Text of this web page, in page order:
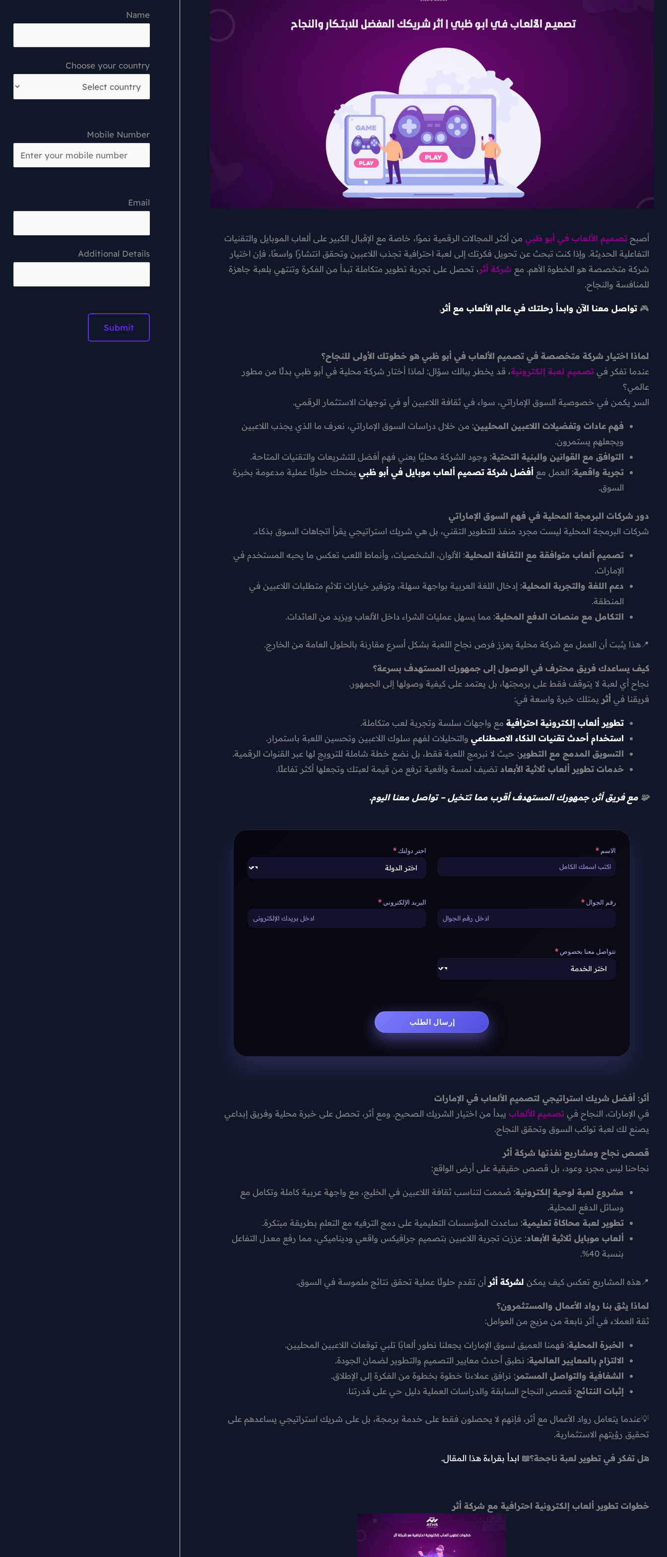
أصبح تصميم الألعاب في أبو ظبي من أكثر المجالات الرقمية نموًا، خاصة مع الإقبال الكبير على ألعاب الموبايل والتقنيات
التفاعلية الحديثة. وإذا كنت تبحث عن تحويل فكرتك إلى لعبة احترافية تجذب اللاعبين وتحقق انتشارًا واسعًا، فإن اختيار
شركة متخصصة هو الخطوة الأهم. مع شركة أثر، تحصل على تجربة تطوير متكاملة تبدأ من الفكرة وتنتهي بلعبة جاهزة
للمنافسة والنجاح.
🎮 تواصل معنا الآن وابدأ رحلتك في عالم الألعاب مع أثر.
لماذا اختيار شركة متخصصة في تصميم الألعاب في أبو ظبي هو خطوتك الأولى للنجاح؟
عندما تفكر في تصميم لعبة إلكترونية، قد يخطر ببالك سؤال: لماذا أختار شركة محلية في أبو ظبي بدلًا من مطور
عالمي؟
السر يكمن في خصوصية السوق الإماراتي، سواء في ثقافة اللاعبين أو في توجهات الاستثمار الرقمي.
فهم عادات وتفضيلات اللاعبين المحليين: من خلال دراسات السوق الإماراتي، نعرف ما الذي يجذب اللاعبين
ويجعلهم يستمرون.
التوافق مع القوانين والبنية التحتية: وجود الشركة محليًا يعني فهم أفضل للتشريعات والتقنيات المتاحة.
تجربة واقعية: العمل مع أفضل شركة تصميم ألعاب موبايل في أبو ظبي يمنحك حلولًا عملية مدعومة بخبرة
السوق.
دور شركات البرمجة المحلية في فهم السوق الإماراتي
شركات البرمجة المحلية ليست مجرد منفذ للتطوير التقني، بل هي شريك استراتيجي يقرأ اتجاهات السوق بذكاء.
تصميم ألعاب متوافقة مع الثقافة المحلية: الألوان، الشخصيات، وأنماط اللعب تعكس ما يحبه المستخدم في
الإمارات.
دعم اللغة والتجربة المحلية: إدخال اللغة العربية بواجهة سهلة، وتوفير خيارات تلائم متطلبات اللاعبين في
المنطقة.
التكامل مع منصات الدفع المحلية: مما يسهل عمليات الشراء داخل الألعاب ويزيد من العائدات.
📍هذا يثبت أن العمل مع شركة محلية يعزز فرص نجاح اللعبة بشكل أسرع مقارنة بالحلول العامة من الخارج.
كيف يساعدك فريق محترف في الوصول إلى جمهورك المستهدف بسرعة؟
نجاح أي لعبة لا يتوقف فقط على برمجتها، بل يعتمد على كيفية وصولها إلى الجمهور.
فريقنا في أثر يمتلك خبرة واسعة في:
تطوير ألعاب إلكترونية احترافية مع واجهات سلسة وتجربة لعب متكاملة.
استخدام أحدث تقنيات الذكاء الاصطناعي والتحليلات لفهم سلوك اللاعبين وتحسين اللعبة باستمرار.
التسويق المدمج مع التطوير: حيث لا نبرمج اللعبة فقط، بل نضع خطة شاملة للترويج لها عبر القنوات الرقمية.
خدمات تطوير ألعاب ثلاثية الأبعاد تضيف لمسة واقعية ترفع من قيمة لعبتك وتجعلها أكثر تفاعلًا.
🧩 مع فريق أثر، جمهورك المستهدف أقرب مما تتخيل – تواصل معنا اليوم.
الاسم اختر دولتك
رقم الجوال البريد الإلكتروني
تتواصل معنا بخصوص
أثر: أفضل شريك استراتيجي لتصميم الألعاب في الإمارات
في الإمارات، النجاح في تصميم الألعاب يبدأ من اختيار الشريك الصحيح. ومع أثر، تحصل على خبرة محلية وفريق إبداعي
يصنع لك لعبة تواكب السوق وتحقق النجاح.
قصص نجاح ومشاريع نفذتها شركة أثر
نجاحنا ليس مجرد وعود، بل قصص حقيقية على أرض الواقع:
مشروع لعبة لوحية إلكترونية: صُممت لتناسب ثقافة اللاعبين في الخليج، مع واجهة عربية كاملة وتكامل مع
وسائل الدفع المحلية.
تطوير لعبة محاكاة تعليمية: ساعدت المؤسسات التعليمية على دمج الترفيه مع التعلم بطريقة مبتكرة.
ألعاب موبايل ثلاثية الأبعاد: عززت تجربة اللاعبين بتصميم جرافيكس واقعي وديناميكي، مما رفع معدل التفاعل
بنسبة 40%.
📍هذه المشاريع تعكس كيف يمكن لشركة أثر أن تقدم حلولًا عملية تحقق نتائج ملموسة في السوق.
لماذا يثق بنا رواد الأعمال والمستثمرون؟
ثقة العملاء في أثر نابعة من مزيج من العوامل:
الخبرة المحلية: فهمنا العميق لسوق الإمارات يجعلنا نطور ألعابًا تلبي توقعات اللاعبين المحليين.
الالتزام بالمعايير العالمية: نطبق أحدث معايير التصميم والتطوير لضمان الجودة.
الشفافية والتواصل المستمر: نرافق عملاءنا خطوة بخطوة من الفكرة إلى الإطلاق.
إثبات النتائج: قصص النجاح السابقة والدراسات العملية دليل حي على قدرتنا.
💡عندما يتعامل رواد الأعمال مع أثر، فإنهم لا يحصلون فقط على خدمة برمجة، بل على شريك استراتيجي يساعدهم على
تحقيق رؤيتهم الاستثمارية.
هل تفكر في تطوير لعبة ناجحة؟📖 ابدأ بقراءة هذا المقال.
خطوات تطوير ألعاب إلكترونية احترافية مع شركة أثر
Name
Choose your country
Mobile Number
Email
Additional Details